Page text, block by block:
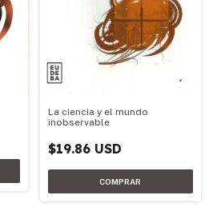
La ciencia y el mundo
inobservable
$19.86 USD